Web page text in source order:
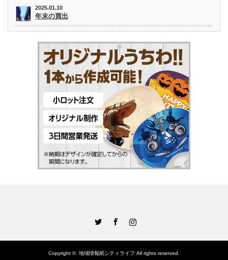
2025.01.10
年末の買出
Copyright © 地域情報紙シティライフ All rights reserved.